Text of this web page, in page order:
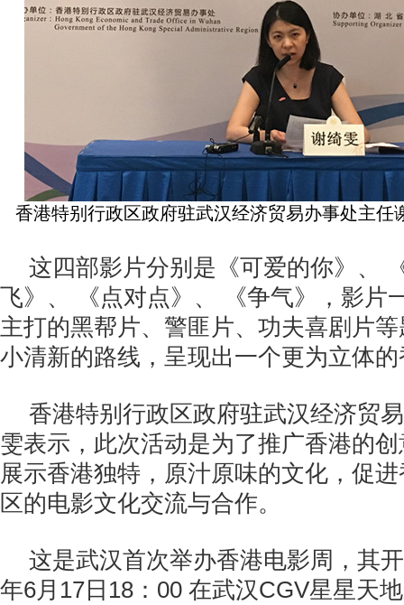
香港特别行政区政府驻武汉经济贸易办事处主任
这四部影片分别是《可爱的你》、
飞》、 《点对点》、 《争气》，影片
主打的黑帮片、警匪片、功夫喜剧片
小清新的路线，呈现出一个更为立体
香港特别行政区政府驻武汉经济贸
雯表示，此次活动是为了推广香港的
展示香港独特，原汁原味的文化，促
区的电影文化交流与合作。
这是武汉首次举办香港电影周，其
年6月17日18：00 在武汉CGV星星天